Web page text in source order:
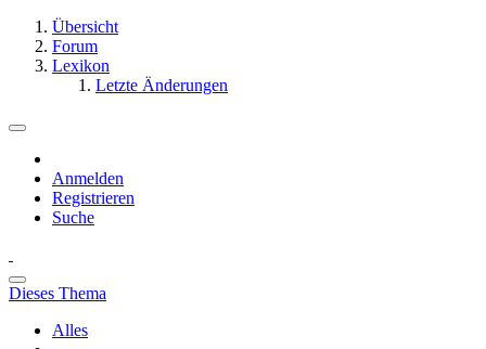
Übersicht
Forum
Lexikon
Letzte Änderungen
Anmelden
Registrieren
Suche
Dieses Thema
Alles